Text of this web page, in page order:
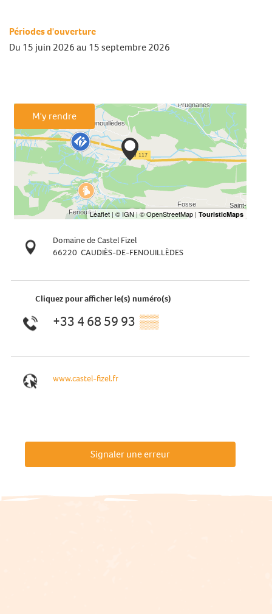
Périodes d'ouverture
Du 15 juin 2026au 15 septembre 2026
M'y rendre
Domaine de Castel Fizel
66220 CAUDIÈS-DE-FENOUILLÈDES
Cliquez pour afficher le(s) numéro(s)
+33 4 68 59 93 ▒▒
www.castel-fizel.fr
Signaler une erreur